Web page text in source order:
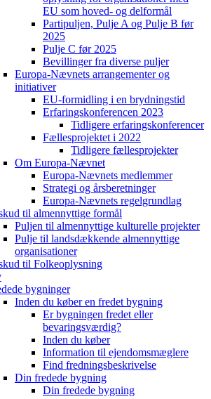
EU som hoved- og delformål
Partipuljen, Pulje A og Pulje B før
2025
Pulje C før 2025
Bevillinger fra diverse puljer
Europa-Nævnets arrangementer og
initiativer
EU-formidling i en brydningstid
Erfaringskonferencen 2023
Tidligere erfaringskonferencer
Fællesprojektet i 2022
Tidligere fællesprojekter
Om Europa-Nævnet
Europa-Nævnets medlemmer
Strategi og årsberetninger
Europa-Nævnets regelgrundlag
til almennyttige formål
Puljen til almennyttige kulturelle projekter
Pulje til landsdækkende almennyttige
organisationer
til Folkeoplysning
bygninger
Inden du køber en fredet bygning
Er bygningen fredet eller
bevaringsværdig?
Inden du køber
Information til ejendomsmæglere
Find fredningsbeskrivelse
Din fredede bygning
Din fredede bygning